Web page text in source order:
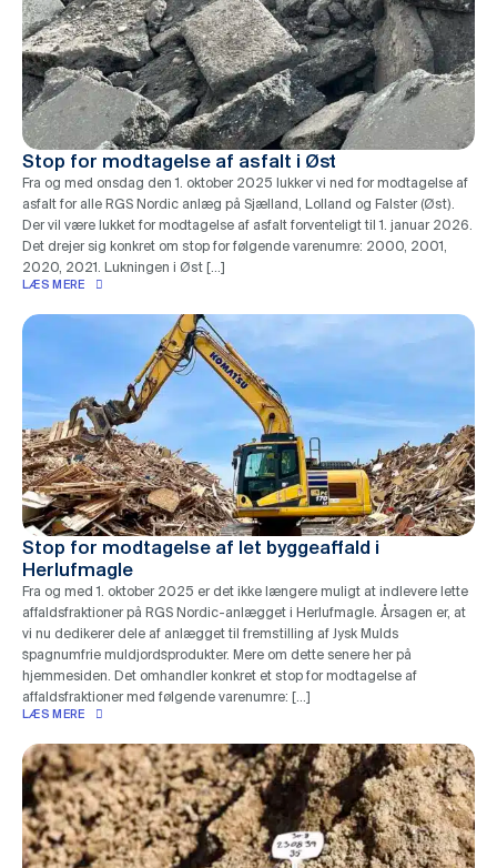
Stop for modtagelse af asfalt i Øst
Fra og med onsdag den 1. oktober 2025 lukker vi ned for modtagelse af
asfalt for alle RGS Nordic anlæg på Sjælland, Lolland og Falster (Øst).
Der vil være lukket for modtagelse af asfalt forventeligt til 1. januar 2026.
Det drejer sig konkret om stop for følgende varenumre: 2000, 2001,
2020, 2021. Lukningen i Øst […]
LÆS MERE
Stop for modtagelse af let byggeaffald i
Herlufmagle
Fra og med 1. oktober 2025 er det ikke længere muligt at indlevere lette
affaldsfraktioner på RGS Nordic-anlægget i Herlufmagle. Årsagen er, at
vi nu dedikerer dele af anlægget til fremstilling af Jysk Mulds
spagnumfrie muldjordsprodukter. Mere om dette senere her på
hjemmesiden. Det omhandler konkret et stop for modtagelse af
affaldsfraktioner med følgende varenumre: […]
LÆS MERE